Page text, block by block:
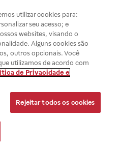
utilizar cookies para:
seu acesso; e
websites, visando o
Alguns cookies são
outros opcionais. Você
utilizamos de acordo com
de Privacidade e
Rejeitar todos os cookies